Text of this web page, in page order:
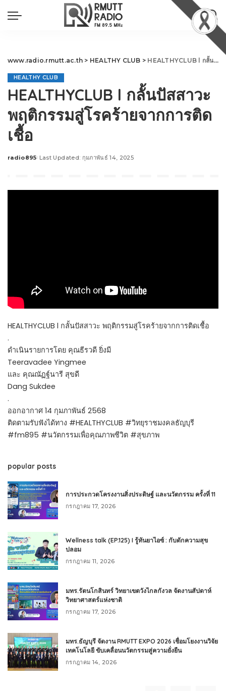
www.radio.rmutt.ac.th > HEALTHY CLUB > HEALTHYCLUB l กลั้นปัสสาวะ พฤติกรรมสู่โรคร้ายจากการติดเชื้อ
HEALTHY CLUB
HEALTHYCLUB l กลั้นปัสสาวะ
พฤติกรรมสู่โรคร้ายจากการติด
เชื้อ
Posted
radio895 Last Updated: กุมภาพันธ์ 14, 2025
HEALTHYCLUB l กลั้นปัสสาวะ พฤติกรรมสู่โรคร้ายจากการติดเชื้อ
.
ดำเนินรายการโดย คุณธีรวดี ยิ่งมี
Teeravadee Yingmee
และ คุณณัฏฐ์นารี สุขดี
Dang Sukdee
.
ออกอากาศ 14 กุมภาพันธ์ 2568
ติดตามรับฟังได้ทาง #HEALTHYCLUB #วิทยุราชมงคลธัญบุรี
#fm895 #นวัตกรรมเพื่อคุณภาพชีวิต #สุขภาพ
popular posts
การประกวดโครงงานสิ่งประดิษฐ์ และนวัตกรรม ครั้งที่ 11
กรกฎาคม 17, 2026
Wellness talk (EP.125) I รู้ทันยาไอซ์ : กับดักความสุข
ปลอม
กรกฎาคม 11, 2026
มทร.รัตนโกสินทร์ วิทยาเขตวังไกลกังวล จัดงานสัปดาห์
วิทยาศาสตร์แห่งชาติ
กรกฎาคม 17, 2026
มทร.ธัญบุรี จัดงาน RMUTT EXPO 2026 เชื่อมโยงงานวิจัย
เทคโนโลยี ขับเคลื่อนนวัตกรรมสู่ความยั่งยืน
กรกฎาคม 14, 2026